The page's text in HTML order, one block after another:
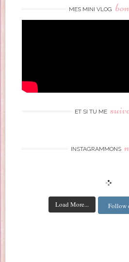
MES MINI VLOG
ET SI TU ME
INSTAGRAMMONS
Load More... Follow